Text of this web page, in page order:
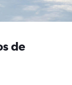
de